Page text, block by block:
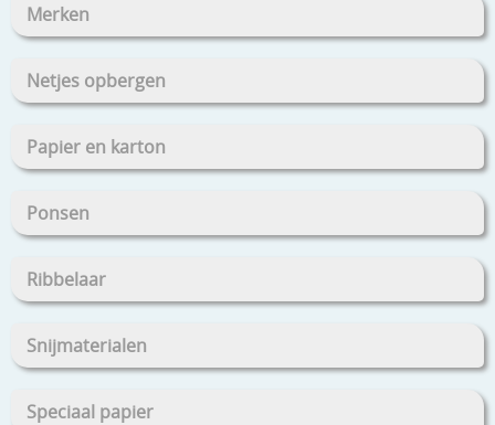
Merken
Netjes opbergen
Papier en karton
Ponsen
Ribbelaar
Snijmaterialen
Speciaal papier